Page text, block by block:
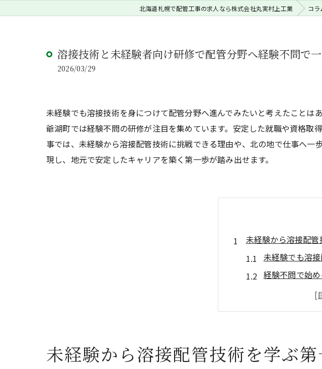
北海道札幌で配管工事の求人なら株式会社丸実村上工業 コラ
溶接技術と未経験者向け研修で配管分野へ経験不問で
2026/03/29
未経験でも溶接技術を身につけて配管分野へ進んでみたいと考えたこと
爺湖町では経験不問の研修が注目を集めています。安定した就職や資格
事では、未経験から溶接配管技術に挑戦できる理由や、北の地で仕事へ
現し、地元で安定したキャリアを築く第一歩が踏み出せます。
未経験から溶接配
未経験でも溶
経験不問で始
配管分野へ未
未経験歓迎の
溶接分野への挑戦が
経験不問で始
未経験から溶接配管技術を学ぶ